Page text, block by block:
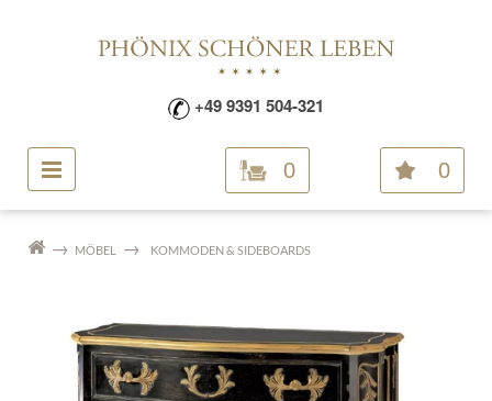
+49 9391 504-321
0 0
MÖBEL KOMMODEN & SIDEBOARDS